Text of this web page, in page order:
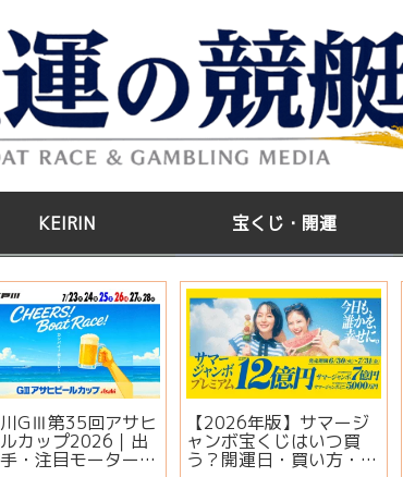
KEIRIN 宝くじ・開運
GⅢ第35回アサヒ
カップ2026｜出
・注目モーター・
【2026年版】サマージ
ャンボ宝くじはいつ買
う？開運日・買い方・連